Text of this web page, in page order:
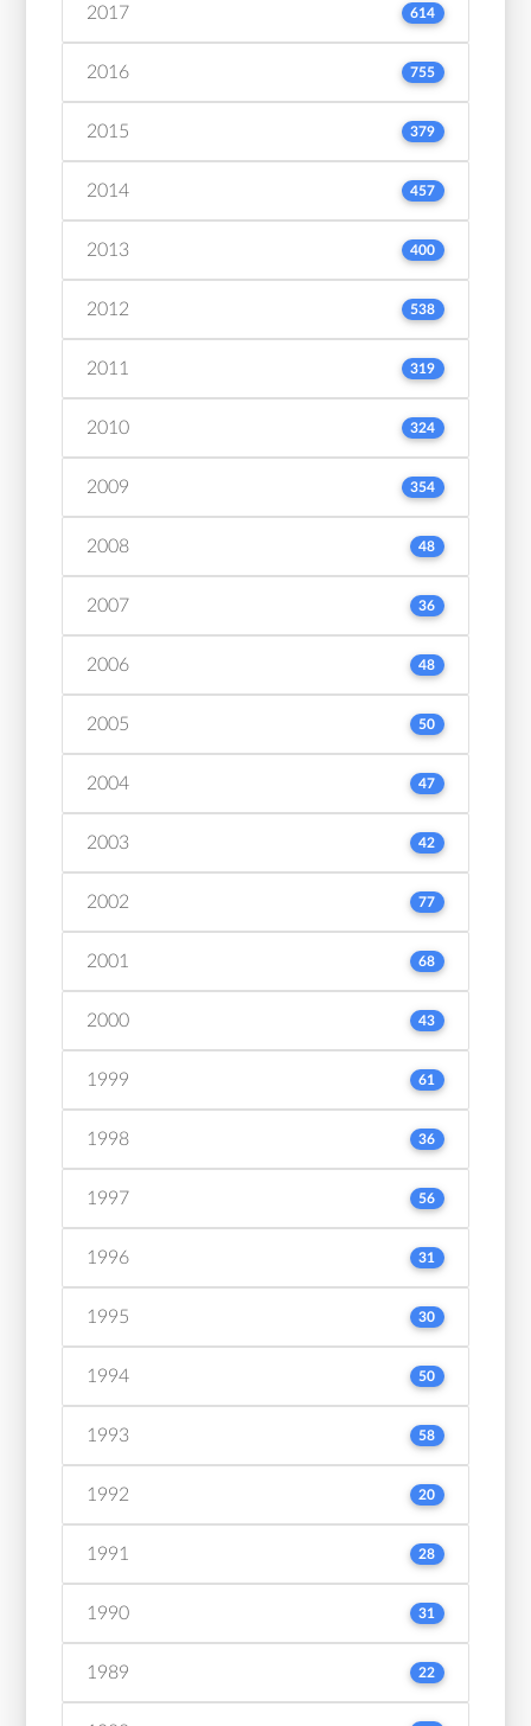
2017 614
2016 755
2015 379
2014 457
2013 400
2012 538
2011 319
2010 324
2009 354
2008 48
2007 36
2006 48
2005 50
2004 47
2003 42
2002 77
2001 68
2000 43
1999 61
1998 36
1997 56
1996 31
1995 30
1994 50
1993 58
1992 20
1991 28
1990 31
1989 22